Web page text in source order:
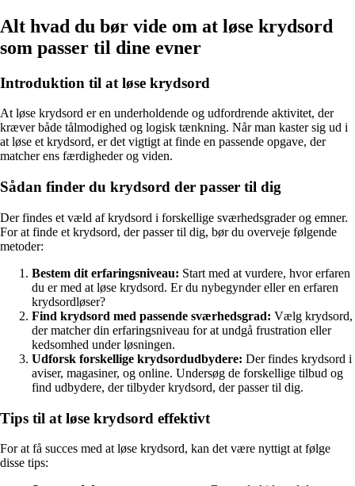
Alt hvad du bør vide om at løse krydsord
som passer til dine evner
Introduktion til at løse krydsord
At løse krydsord er en underholdende og udfordrende aktivitet, der
kræver både tålmodighed og logisk tænkning. Når man kaster sig ud i
at løse et krydsord, er det vigtigt at finde en passende opgave, der
matcher ens færdigheder og viden.
Sådan finder du krydsord der passer til dig
Der findes et væld af krydsord i forskellige sværhedsgrader og emner.
For at finde et krydsord, der passer til dig, bør du overveje følgende
metoder:
Bestem dit erfaringsniveau: Start med at vurdere, hvor erfaren
du er med at løse krydsord. Er du nybegynder eller en erfaren
krydsordløser?
Find krydsord med passende sværhedsgrad: Vælg krydsord,
der matcher din erfaringsniveau for at undgå frustration eller
kedsomhed under løsningen.
Udforsk forskellige krydsordudbydere: Der findes krydsord i
aviser, magasiner, og online. Undersøg de forskellige tilbud og
find udbydere, der tilbyder krydsord, der passer til dig.
Tips til at løse krydsord effektivt
For at få succes med at løse krydsord, kan det være nyttigt at følge
disse tips: